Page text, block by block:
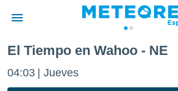
de
El Tiempo en Wahoo - NE
04:03 Jueves